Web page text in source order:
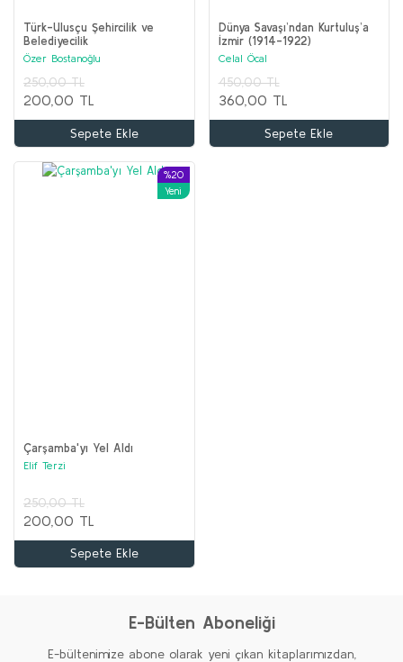
Türk-Ulusçu Şehircilik ve
Belediyecilik
Özer Bostanoğlu
250,00 TL
200,00 TL
Sepete Ekle
Dünya Savaşı’ndan Kurtuluş’a
İzmir (1914-1922)
Celal Öcal
450,00 TL
360,00 TL
Sepete Ekle
%20
Yeni
Çarşamba'yı Yel Aldı
Elif Terzi
250,00 TL
200,00 TL
Sepete Ekle
E-Bülten Aboneliği
E-bültenimize abone olarak yeni çıkan kitaplarımızdan,